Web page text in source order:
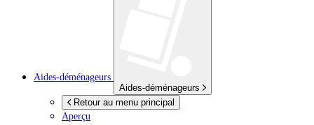
Aides-déménageurs
Aides-déménageurs
Retour au menu principal
Aperçu